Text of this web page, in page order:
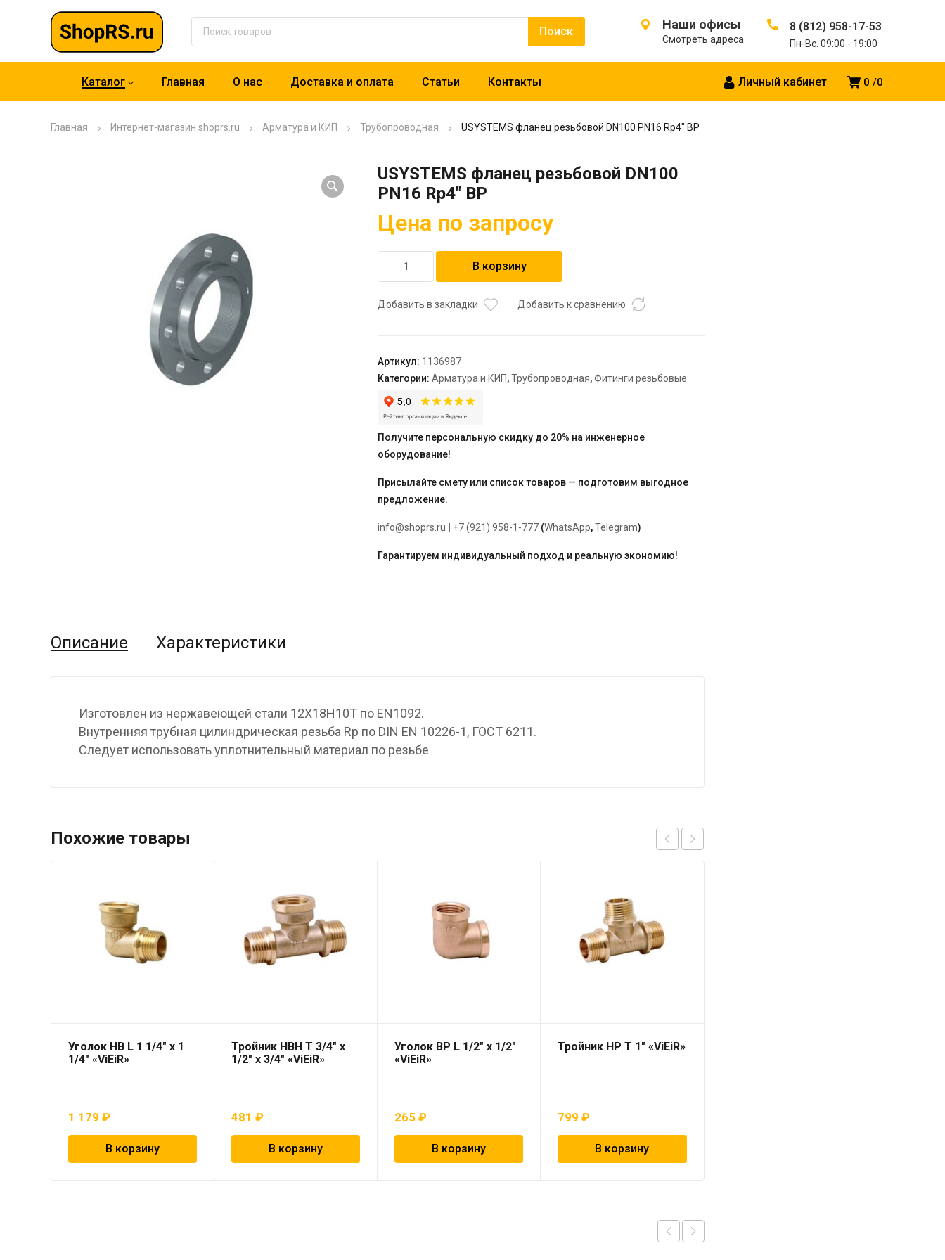
Наши офисы
Смотреть адреса
8 (812) 958-17-53
Пн-Вс. 09:00 - 19:00
0 0
Личный кабинет
Каталог Главная О нас Доставка и оплата Статьи Контакты
Главная Интернет-магазин shoprs.ru Арматура и КИП Трубопроводная USYSTEMS фланец резьбовой DN100 PN16 Rp4″ ВР
USYSTEMS фланец резьбовой DN100
PN16 Rp4″ ВР
Цена по запросу
товара
фланец
Rp4"
ВР
В корзину
Добавить в закладки Добавить к сравнению
Артикул: 1136987
Категории: Арматура и КИП,Трубопроводная,Фитинги резьбовые
Получите персональную скидку до 20% на инженерное
оборудование!
Присылайте смету или список товаров — подготовим выгодное
предложение.
info@shoprs.ru +7 (921) 958-1-777 (WhatsApp,Telegram)
Гарантируем индивидуальный подход и реальную экономию!
Описание Характеристики
Изготовлен из нержавеющей стали 12Х18Н10Т по EN1092.
Внутренняя трубная цилиндрическая резьба Rp по DIN EN 10226-1, ГОСТ 6211.
Следует использовать уплотнительный материал по резьбе
Похожие товары
Уголок НВ L 1 1/4″ х 1
1/4″ «ViEiR»
1 179 ₽
В корзину
Тройник НВН T 3/4″ х
1/2″ х 3/4″ «ViEiR»
481₽
В корзину
Уголок ВР L 1/2″ х 1/2″
«ViEiR»
265₽
В корзину
Тройник НР T 1″ «ViEiR»
799₽
В корзину